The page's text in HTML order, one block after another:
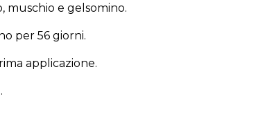
muschio e gelsomino.
per 56 giorni.
applicazione.